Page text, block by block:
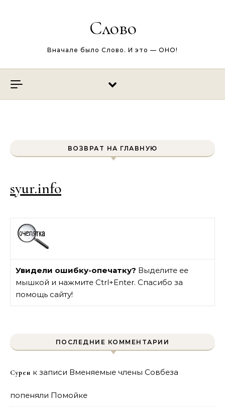
Слово
Вначале было Слово. И это — ОНО!
ВОЗВРАТ НА ГЛАВНУЮ
syur.info
Увидели ошибку-опечатку? Выделите ее
мышкой и нажмите Ctrl+Enter. Спасибо за
помощь сайту!
ПОСЛЕДНИЕ КОММЕНТАРИИ
Сурен к записи Вменяемые члены Совбеза
попеняли Помойке